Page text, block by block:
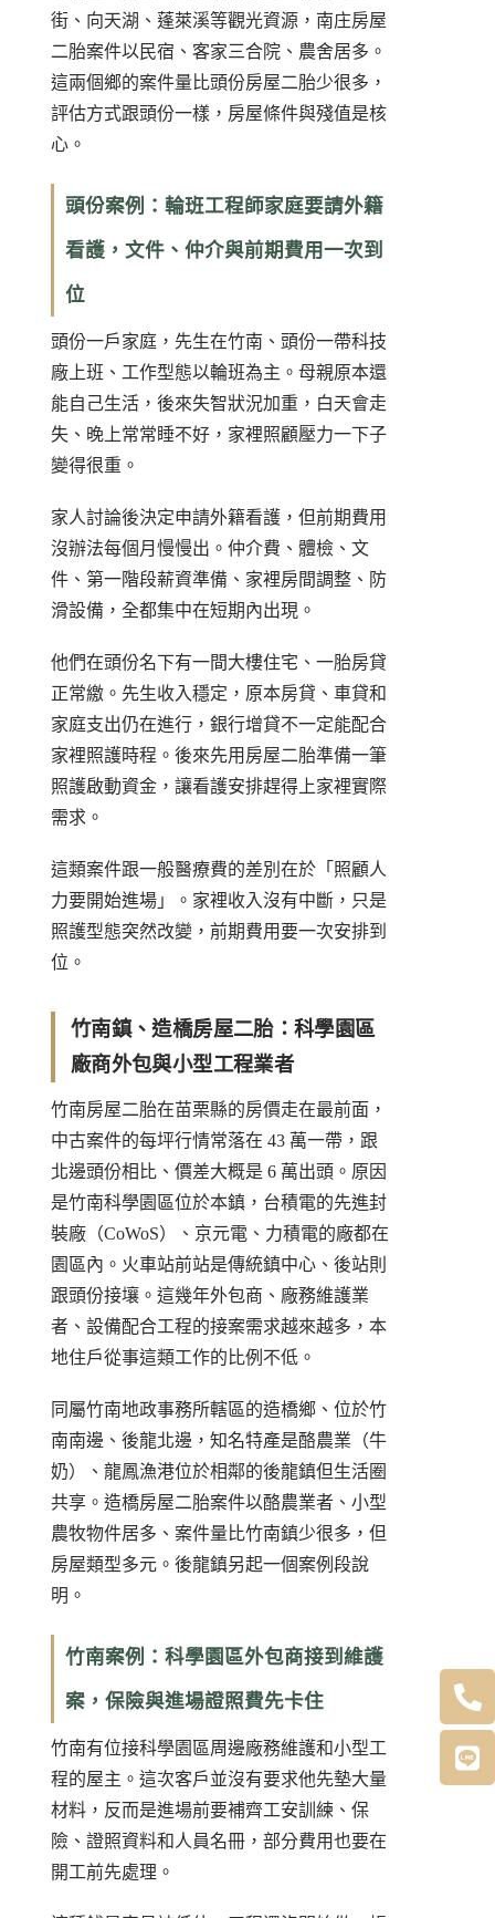
街、向天湖、蓬萊溪等觀光資源，南庄房屋
二胎案件以民宿、客家三合院、農舍居多。
這兩個鄉的案件量比頭份房屋二胎少很多，
評估方式跟頭份一樣，房屋條件與殘值是核
心。
頭份案例：輪班工程師家庭要請外籍
看護，文件、仲介與前期費用一次到
位
頭份一戶家庭，先生在竹南、頭份一帶科技
廠上班、工作型態以輪班為主。母親原本還
能自己生活，後來失智狀況加重，白天會走
失、晚上常常睡不好，家裡照顧壓力一下子
變得很重。
家人討論後決定申請外籍看護，但前期費用
沒辦法每個月慢慢出。仲介費、體檢、文
件、第一階段薪資準備、家裡房間調整、防
滑設備，全都集中在短期內出現。
他們在頭份名下有一間大樓住宅、一胎房貸
正常繳。先生收入穩定，原本房貸、車貸和
家庭支出仍在進行，銀行增貸不一定能配合
家裡照護時程。後來先用房屋二胎準備一筆
照護啟動資金，讓看護安排趕得上家裡實際
需求。
這類案件跟一般醫療費的差別在於「照顧人
力要開始進場」。家裡收入沒有中斷，只是
照護型態突然改變，前期費用要一次安排到
位。
竹南鎮、造橋房屋二胎：科學園區
廠商外包與小型工程業者
竹南房屋二胎在苗栗縣的房價走在最前面，
中古案件的每坪行情常落在 43 萬一帶，跟
北邊頭份相比、價差大概是 6 萬出頭。原因
是竹南科學園區位於本鎮，台積電的先進封
裝廠（CoWoS）、京元電、力積電的廠都在
園區內。火車站前站是傳統鎮中心、後站則
跟頭份接壤。這幾年外包商、廠務維護業
者、設備配合工程的接案需求越來越多，本
地住戶從事這類工作的比例不低。
同屬竹南地政事務所轄區的造橋鄉、位於竹
南南邊、後龍北邊，知名特產是酪農業（牛
奶）、龍鳳漁港位於相鄰的後龍鎮但生活圈
共享。造橋房屋二胎案件以酪農業者、小型
農牧物件居多、案件量比竹南鎮少很多，但
房屋類型多元。後龍鎮另起一個案例段說
明。
竹南案例：科學園區外包商接到維護
案，保險與進場證照費先卡住
竹南有位接科學園區周邊廠務維護和小型工
程的屋主。這次客戶並沒有要求他先墊大量
材料，反而是進場前要補齊工安訓練、保
險、證照資料和人員名冊，部分費用也要在
開工前先處理。